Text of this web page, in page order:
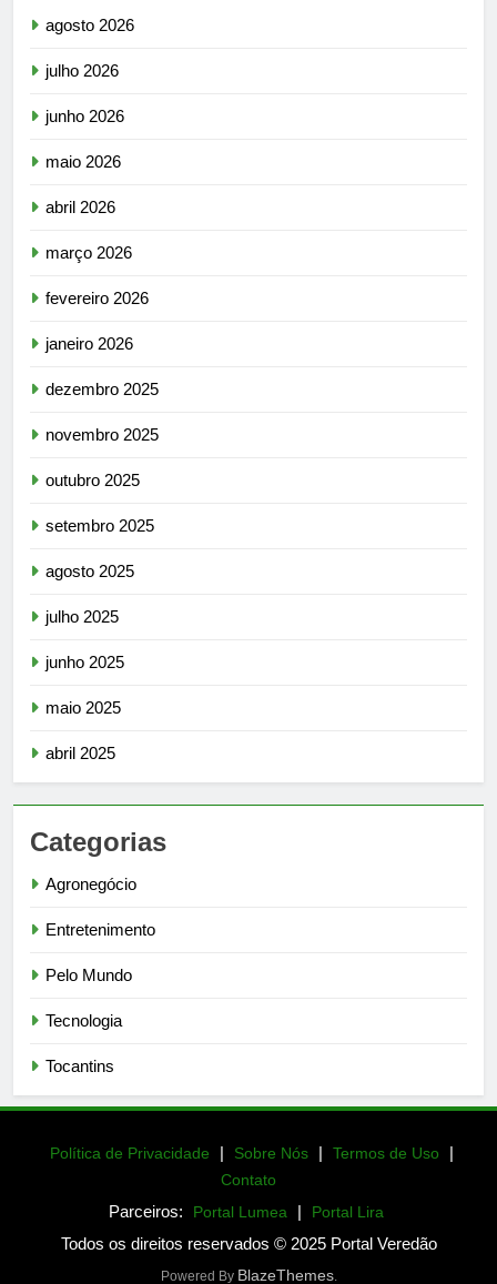
agosto 2026
julho 2026
junho 2026
maio 2026
abril 2026
março 2026
fevereiro 2026
janeiro 2026
dezembro 2025
novembro 2025
outubro 2025
setembro 2025
agosto 2025
julho 2025
junho 2025
maio 2025
abril 2025
Categorias
Agronegócio
Entretenimento
Pelo Mundo
Tecnologia
Tocantins
Política de Privacidade | Sobre Nós | Termos de Uso |
Contato
Parceiros: Portal Lumea | Portal Lira
Todos os direitos reservados © 2025 Portal Veredão
Powered By BlazeThemes.